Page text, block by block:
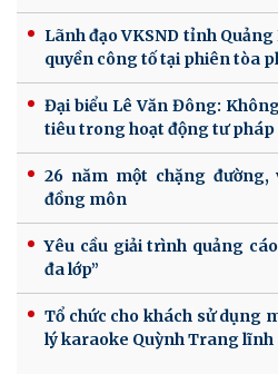
Lãnh đạo VKSND tỉnh
quyền công tố tại phiên tòa
Đại biểu Lê Văn Đông:
tiêu trong hoạt động tư pháp
26 năm một chặng
đồng môn
Yêu cầu giải trình quảng
đa lớp”
Tổ chức cho khách sử dụng
lý karaoke Quỳnh Trang lĩnh